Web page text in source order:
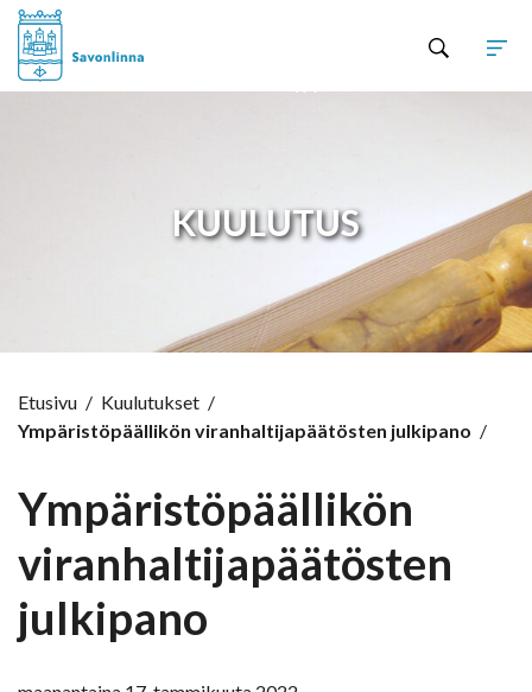
KUULUTUS
Etusivu / Kuulutukset /
Ympäristöpäällikön viranhaltijapäätösten julkipano /
Ympäristöpäällikön
viranhaltijapäätösten
julkipano